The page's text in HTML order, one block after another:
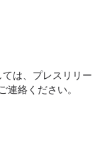
は、プレスリリー
連絡ください。